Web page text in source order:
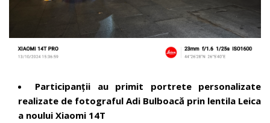
Participanții au primit portrete personalizate
realizate de fotograful Adi Bulboacă prin lentila Leica
a noului Xiaomi 14T